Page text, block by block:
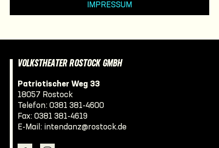
IMPRESSUM
VOLKSTHEATER ROSTOCK GMBH
Patriotischer Weg 33
18057 Rostock
Telefon: 0381 381-4600
Fax: 0381 381-4619
E-Mail: intendanz@rostock.de